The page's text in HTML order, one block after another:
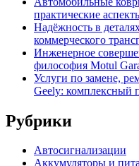
практические
Надёжность в
коммерческого
Инженерное
философия Motul
Услуги по замене,
Geely: комплексный
Рубрики
Автосигнализации
Аккумуляторы и